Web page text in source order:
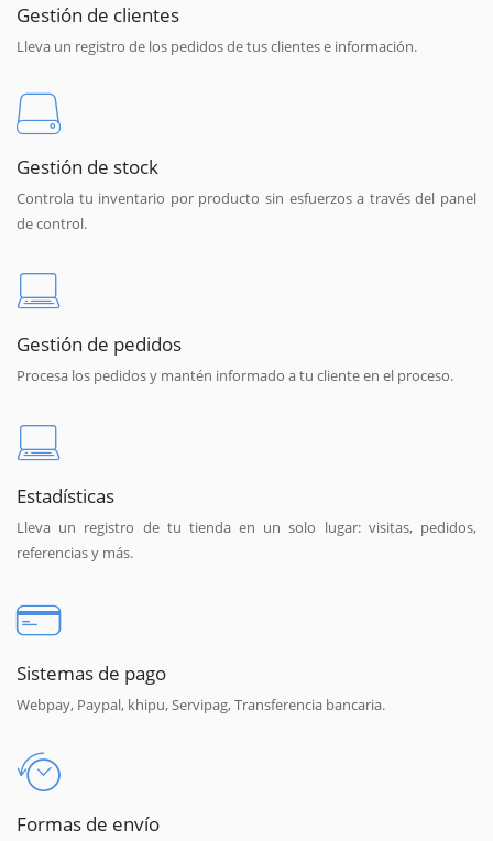
Gestión de clientes
Lleva un registro de los pedidos de tus clientes e información.
Gestión de stock
Controla tu inventario por producto sin esfuerzos a través del panel
de control.
Gestión de pedidos
Procesa los pedidos y mantén informado a tu cliente en el proceso.
Estadísticas
Lleva un registro de tu tienda en un solo lugar: visitas, pedidos,
referencias y más.
Sistemas de pago
Webpay, Paypal, khipu, Servipag, Transferencia bancaria.
Formas de envío